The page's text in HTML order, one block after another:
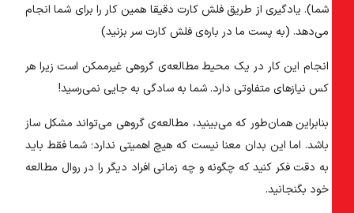
شما). یادگیری از طریق فلش کارت دقیقا همین کار را برای شما انجام
می‌دهد. (به پست ما در باره‌ی فلش کارت سر بزنید)
انجام این کار در یک محیط مطالعه‌ی گروهی غیرممکن است زیرا هر
کس نیازهای متفاوتی دارد. شما به سادگی به جایی نمی‌رسید!
بنابراین همان‌طور که می‌بینید، مطالعه‌ی گروهی می‌تواند مشکل ساز
باشد. اما این بدان معنا نیست که هیچ اهمیتی ندارد؛ شما فقط باید
به دقت فکر کنید که چگونه و چه زمانی افراد دیگر را در روال مطالعه
خود بگنجانید.